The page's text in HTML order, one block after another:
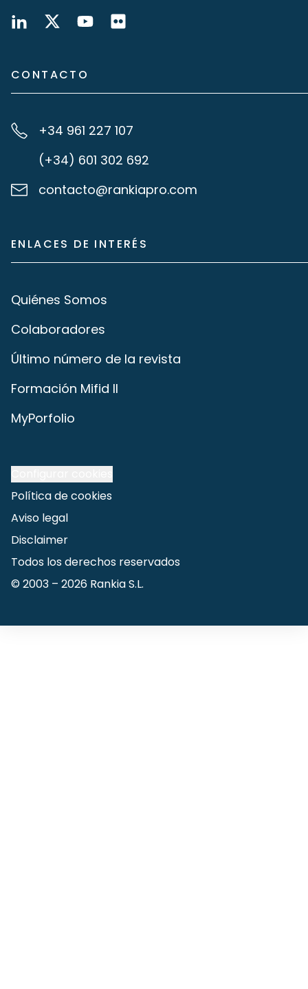
CONTACTO
+34 961 227 107
(+34) 601 302 692
contacto@rankiapro.com
ENLACES DE INTERÉS
Quiénes Somos
Colaboradores
Último número de la revista
Formación Mifid II
MyPorfolio
Política de cookies
Aviso legal
Disclaimer
Todos los derechos reservados
© 2003 – 2026 Rankia S.L.